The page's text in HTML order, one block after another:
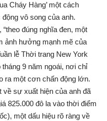
Cháy Hàng’ một cách
vô song của anh.
“theo đúng nghĩa đen, một
ảnh hưởng mạnh mẽ của
lễ Thời trang New York
9 năm ngoái, nơi chỉ
ra một cơn chấn động lớn.
về sự xuất hiện của anh đã
825.000 đô la vào thời điểm
một dấu hiệu rõ ràng về